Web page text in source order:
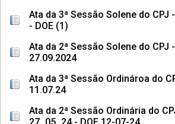
Ata da 3ª Sessão Solene do CPJ
- DOE (1)
Ata da 2ª Sessão Solene do CPJ -
27.09.2024
Ata da 3ª Sessão Ordinároa do
11.07.24
Ata da 2ª Sessão Ordinária do